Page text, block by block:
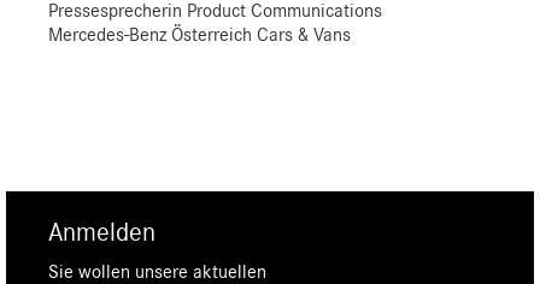
Pressesprecherin Product Communications
Mercedes-Benz Österreich Cars & Vans
Anmelden
Sie wollen unsere aktuellen